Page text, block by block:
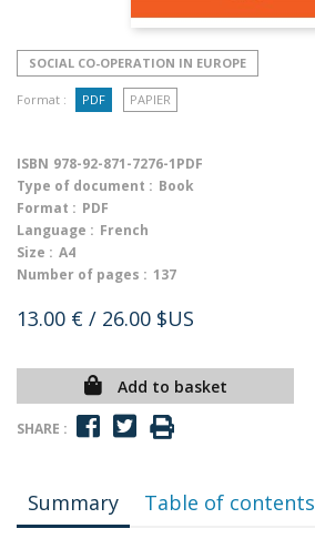
SOCIAL CO-OPERATION IN EUROPE
Format : PDF PAPIER
ISBN 978-92-871-7276-1PDF
Type of document : Book
Format : PDF
Language : French
Size : A4
Number of pages : 137
13.00 € / 26.00 $US
Add to basket
SHARE :
Summary Table of contents